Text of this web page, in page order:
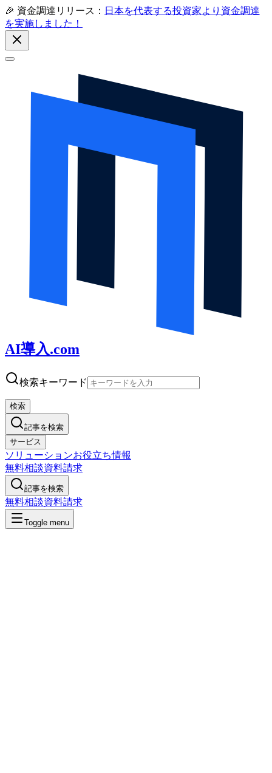
🎉 資金調達リリース： 日本を代表する投資家より資金調達
を実施しました！
AI導入.com
検索キーワード
検索
記事を検索
サービス
ソリューションお役立ち情報
無料相談資料請求
記事を検索
無料相談資料請求
Toggle menu